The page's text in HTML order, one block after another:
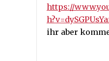
https://
ihr aber